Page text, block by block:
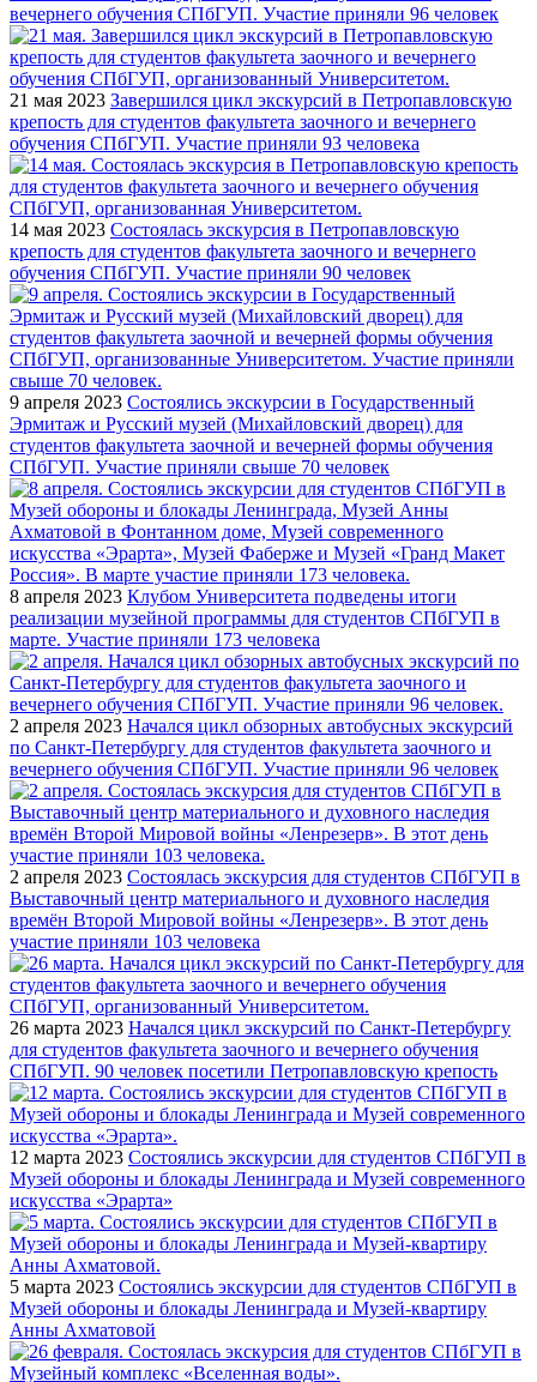
вечернего обучения СПбГУП. Участие приняли 96 человек
21 мая 2023 Завершился цикл экскурсий в Петропавловскую
крепость для студентов факультета заочного и вечернего
обучения СПбГУП. Участие приняли 93 человека
14 мая 2023 Состоялась экскурсия в Петропавловскую
крепость для студентов факультета заочного и вечернего
обучения СПбГУП. Участие приняли 90 человек
9 апреля 2023 Состоялись экскурсии в Государственный
Эрмитаж и Русский музей (Михайловский дворец) для
студентов факультета заочной и вечерней формы обучения
СПбГУП. Участие приняли свыше 70 человек
8 апреля 2023 Клубом Университета подведены итоги
реализации музейной программы для студентов СПбГУП в
марте. Участие приняли 173 человека
2 апреля 2023 Начался цикл обзорных автобусных экскурсий
по Санкт-Петербургу для студентов факультета заочного и
вечернего обучения СПбГУП. Участие приняли 96 человек
2 апреля 2023 Состоялась экскурсия для студентов СПбГУП в
Выставочный центр материального и духовного наследия
времён Второй Мировой войны «Ленрезерв». В этот день
участие приняли 103 человека
26 марта 2023 Начался цикл экскурсий по Санкт-Петербургу
для студентов факультета заочного и вечернего обучения
СПбГУП. 90 человек посетили Петропавловскую крепость
12 марта 2023 Состоялись экскурсии для студентов СПбГУП в
Музей обороны и блокады Ленинграда и Музей современного
искусства «Эрарта»
5 марта 2023 Состоялись экскурсии для студентов СПбГУП в
Музей обороны и блокады Ленинграда и Музей-квартиру
Анны Ахматовой